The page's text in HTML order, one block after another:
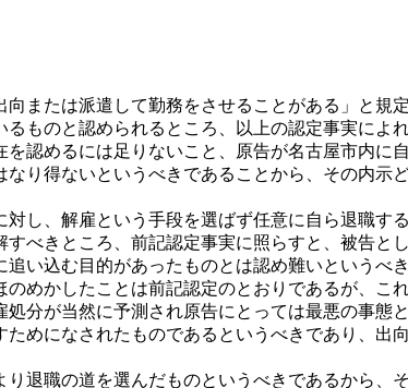
たは派遣して勤務をさせることがある」と規
ものと認められるところ、以上の認定事実によ
認めるには足りないこと、原告が名古屋市内に
り得ないというべきであることから、その内示
し、解雇という手段を選ばず任意に自ら退職す
べきところ、前記認定事実に照らすと、被告と
い込む目的があったものとは認め難いというべき
めかしたことは前記認定のとおりであるが、こ
分が当然に予測され原告にとっては最悪の事態
めになされたものであるというべきであり、出
職の道を選んだものというべきであるから、